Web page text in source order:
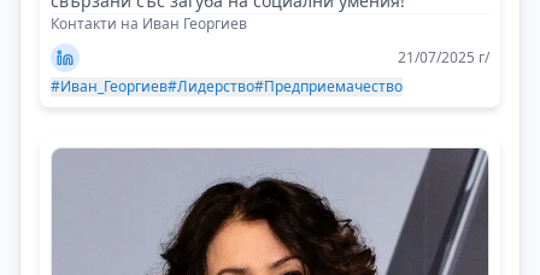
Контакти на Иван Георгиев
21/07/2025 г/
#Иван_Георгиев#Лидерство#Предприемачество